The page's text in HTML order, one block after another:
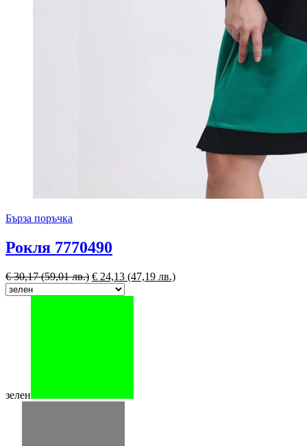
Бърза поръчка
Рокля 7770490
€30,17(59,01 лв.) € 24,13 (47,19 лв.)
зелен